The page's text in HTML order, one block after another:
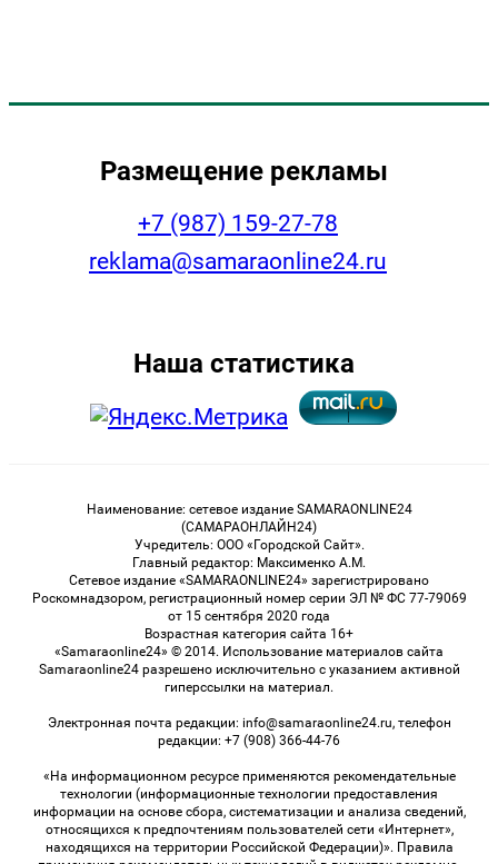
Размещение рекламы
+7 (987) 159-27-78
reklama@samaraonline24.ru
Наша статистика
Наименование: сетевое издание SAMARAONLINE24
(САМАРАОНЛАЙН24)
Учредитель: ООО «Городской Сайт».
Главный редактор: Максименко А.М.
Сетевое издание «SAMARAONLINE24» зарегистрировано
Роскомнадзором, регистрационный номер серии ЭЛ № ФС 77-79069
от 15 сентября 2020 года
Возрастная категория сайта 16+
«Samaraonline24» © 2014. Использование материалов сайта
Samaraonline24 разрешено исключительно с указанием активной
гиперссылки на материал.
Электронная почта редакции: info@samaraonline24.ru, телефон
редакции: +7 (908) 366-44-76
«На информационном ресурсе применяются рекомендательные
технологии (информационные технологии предоставления
информации на основе сбора, систематизации и анализа сведений,
относящихся к предпочтениям пользователей сети «Интернет»,
находящихся на территории Российской Федерации)». Правила